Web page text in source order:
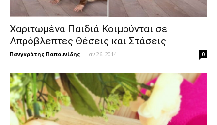
Χαριτωμένα Παιδιά Κοιμούνται σε
Απρόβλεπτες Θέσεις και Στάσεις
Πανγκράτης Παπουνίδης - Ιαν 26, 2014 0